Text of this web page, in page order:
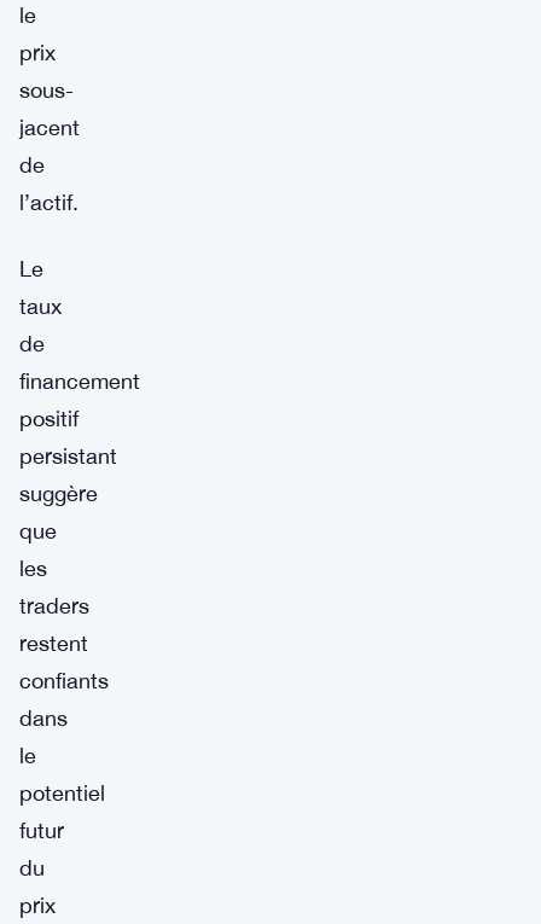
le
prix
sous-
jacent
de
l’actif.
Le
taux
de
financement
positif
persistant
suggère
que
les
traders
restent
confiants
dans
le
potentiel
futur
du
prix